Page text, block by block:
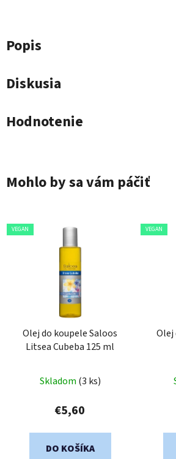
Popis
Diskusia
Hodnotenie
Mohlo by sa vám páčiť
VEGAN
Olej do koupele Saloos
Litsea Cubeba 125 ml
Skladom (3 ks)
€5,60
DO KOŠÍKA
VEGAN
Olej